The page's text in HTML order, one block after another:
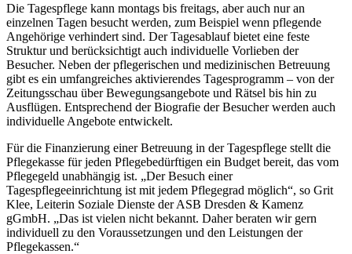
Die Tagespflege kann montags bis freitags, aber auch nur an
einzelnen Tagen besucht werden, zum Beispiel wenn pflegende
Angehörige verhindert sind. Der Tagesablauf bietet eine feste
Struktur und berücksichtigt auch individuelle Vorlieben der
Besucher. Neben der pflegerischen und medizinischen Betreuung
gibt es ein umfangreiches aktivierendes Tagesprogramm – von der
Zeitungsschau über Bewegungsangebote und Rätsel bis hin zu
Ausflügen. Entsprechend der Biografie der Besucher werden auch
individuelle Angebote entwickelt.
Für die Finanzierung einer Betreuung in der Tagespflege stellt die
Pflegekasse für jeden Pflegebedürftigen ein Budget bereit, das vom
Pflegegeld unabhängig ist. „Der Besuch einer
Tagespflegeeinrichtung ist mit jedem Pflegegrad möglich“, so Grit
Klee, Leiterin Soziale Dienste der ASB Dresden & Kamenz
gGmbH. „Das ist vielen nicht bekannt. Daher beraten wir gern
individuell zu den Voraussetzungen und den Leistungen der
Pflegekassen.“